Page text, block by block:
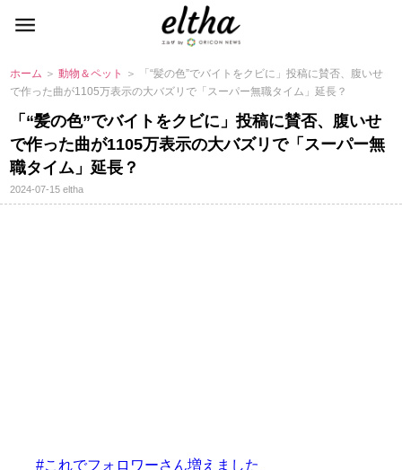
ホーム ＞動物＆ペット
＞ 「“髪の色”でバイトをクビに」投稿に賛否、腹いせ
で作った曲が1105万表示の大バズリで「スーパー無職タイム」延長？
「“髪の色”でバイトをクビに」投稿に賛否、腹いせ
で作った曲が1105万表示の大バズリで「スーパー無
職タイム」延長？
2024-07-15eltha
#これでフォロワーさん増えました